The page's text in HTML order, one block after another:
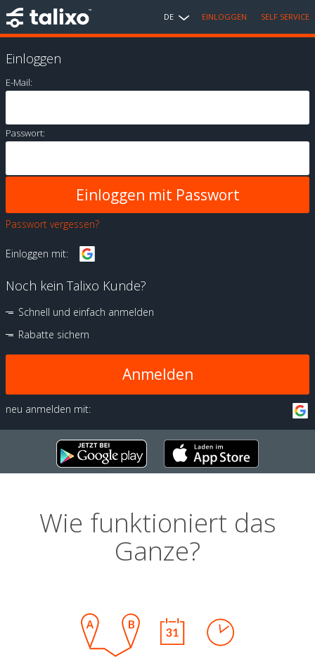
DE EINLOGGEN SELF SERVICE
Einloggen
E-Mail:
Passwort:
Passwort vergessen?
Einloggen mit:
Noch kein Talixo Kunde?
Schnell und einfach anmelden
Rabatte sichern
Anmelden
neu anmelden mit:
Wie funktioniert das
Ganze?